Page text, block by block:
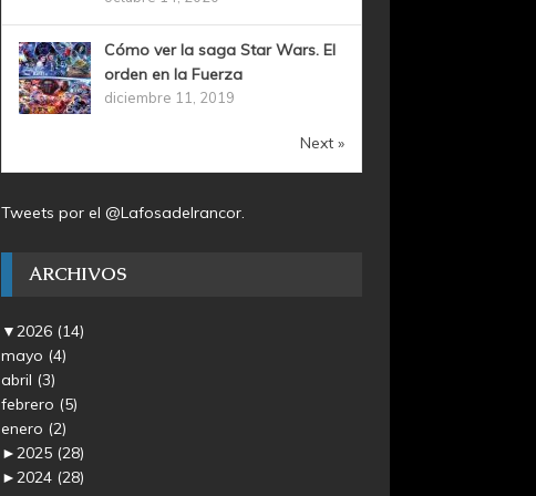
Cómo ver la saga Star Wars. El
orden en la Fuerza
diciembre 11, 2019
Next »
Tweets por el @Lafosadelrancor.
ARCHIVOS
▼2026 (14)
mayo (4)
abril (3)
febrero (5)
enero (2)
►2025 (28)
►2024 (28)